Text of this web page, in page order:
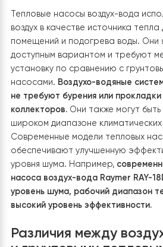
Быстрый доступ для
Не требует постоянной
Быстрый и равномерный
дома
Компактный размер
Тепловые насосы воздух-вода
воздух в качестве источника
помещений и подогрева воды.
доступным вариантом и
установку по сравнению с
насосами.Воздухо-водяные
не требуют бурения или
широком диапазоне